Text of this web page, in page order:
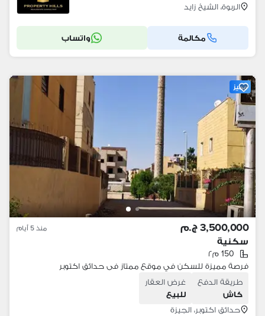
الربوة، الشيخ زايد
مكالمة واتساب
مميز
3,500,000 ج.م منذ 5 أيام
سكنية
150 م٢
فرصة مميزة للسكن في موقع ممتاز فى حدائق اكتوبر
طريقة الدفع
كاش
غرض العقار
للبيع
حدائق اكتوبر، الجيزة